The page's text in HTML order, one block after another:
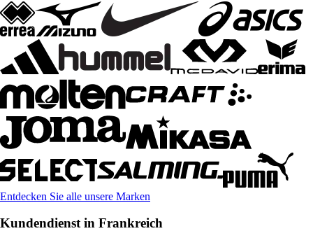
Entdecken Sie alle unsere Marken
Kundendienst in Frankreich